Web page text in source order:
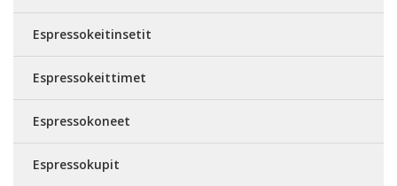
Espressokeitinsetit
Espressokeittimet
Espressokoneet
Espressokupit